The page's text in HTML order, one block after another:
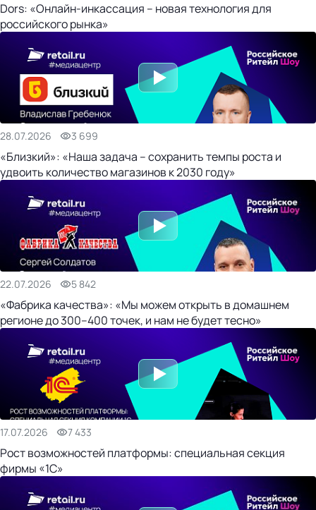
Dors: «Онлайн-инкассация – новая технология для
российского рынка»
28.07.2026 3 699
«Близкий»: «Наша задача – сохранить темпы роста и
удвоить количество магазинов к 2030 году»
22.07.2026 5 842
«Фабрика качества»: «Мы можем открыть в домашнем
регионе до 300–400 точек, и нам не будет тесно»
17.07.2026 7 433
Рост возможностей платформы: специальная секция
фирмы «1С»